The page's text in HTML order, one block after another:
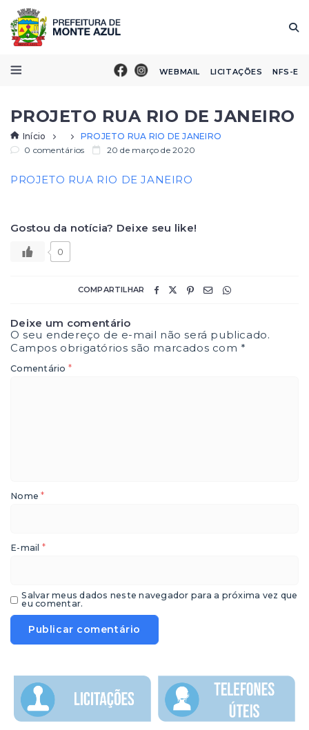
WEBMAIL LICITAÇÕES NFS-E
PROJETO RUA RIO DE JANEIRO
Início
PROJETO RUA RIO DE JANEIRO
0 comentários
20 de março de 2020
PROJETO RUA RIO DE JANEIRO
Gostou da notícia? Deixe seu like!
0
COMPARTILHAR
Deixe um comentário
O seu endereço de e-mail não será publicado.
Campos obrigatórios são marcados com*
Comentário *
Nome*
E-mail *
Salvar meus dados neste navegador para a próxima vez que
eu comentar.